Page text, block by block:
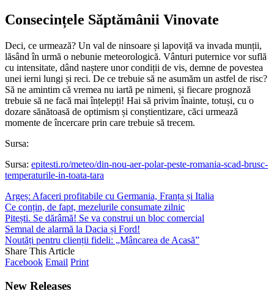
Consecințele Săptămânii Vinovate
Deci, ce urmează? Un val de ninsoare și lapoviță va invada munții,
lăsând în urmă o nebunie meteorologică. Vânturi puternice vor suflă
cu intensitate, dând naștere unor condiții de vis, demne de povestea
unei ierni lungi și reci. De ce trebuie să ne asumăm un astfel de risc?
Să ne amintim că vremea nu iartă pe nimeni, și fiecare prognoză
trebuie să ne facă mai înțelepți! Hai să privim înainte, totuși, cu o
dozare sănătoasă de optimism și conștientizare, căci urmează
momente de încercare prin care trebuie să trecem.
Sursa:
Sursa: epitesti.ro/meteo/din-nou-aer-polar-peste-romania-scad-brusc-
temperaturile-in-toata-tara
Argeș: Afaceri profitabile cu Germania, Franța și Italia
Ce conțin, de fapt, mezelurile consumate zilnic
Pitești. Se dărâmă! Se va construi un bloc comercial
Semnal de alarmă la Dacia și Ford!
Noutăți pentru clienții fideli: „Mâncarea de Acasă”
Share This Article
Facebook Email Print
New Releases